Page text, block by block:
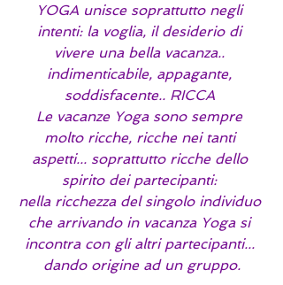
YOGA unisce soprattutto negli
intenti: la voglia, il desiderio di
vivere una bella vacanza..
indimenticabile, appagante,
soddisfacente.. RICCA
Le vacanze Yoga sono sempre
molto ricche, ricche nei tanti
aspetti... soprattutto ricche dello
spirito dei partecipanti:
nella ricchezza del singolo individuo
che arrivando in vacanza Yoga si
incontra con gli altri partecipanti...
dando origine ad un gruppo.